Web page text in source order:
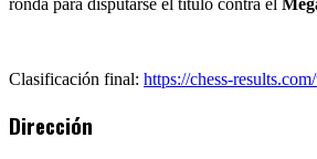
Clasificación final: https://chess-
Dirección